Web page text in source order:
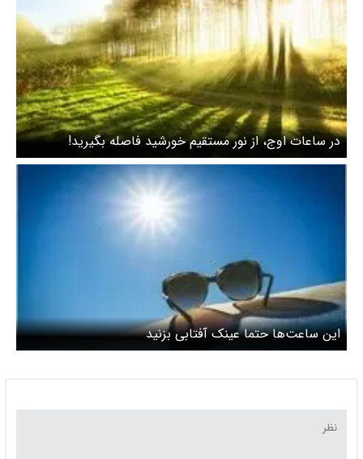
در ساعات اوج، از نور مستقیم خورشید فاصله بگیرید!
این ساعت‌ها حتما عینک آفتابی بزنید